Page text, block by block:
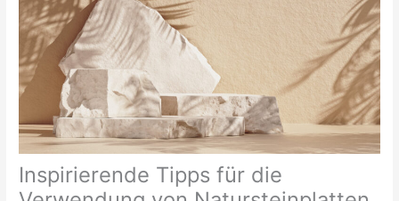
Inspirierende Tipps für die